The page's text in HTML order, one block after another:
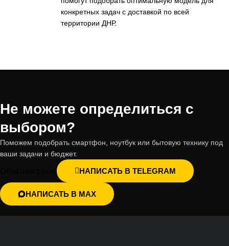
конкретных задач с доставкой по всей
территории ДНР.
Не можете определиться с
выбором?
Поможем подобрать смартфон, ноутбук или бытовую технику под
ваши задачи и бюджет.
НАПИСАТЬ В TELEGRAM
НАПИСАТЬ В MAX